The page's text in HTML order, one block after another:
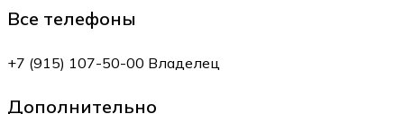
Все телефоны
+7 (915) 107-50-00 Владелец
Дополнительно